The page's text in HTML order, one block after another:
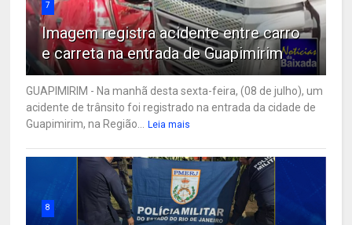
7
Imagem registra acidente entre carro
e carreta na entrada de Guapimirim
GUAPIMIRIM - Na manhã desta sexta-feira, (08 de julho), um
acidente de trânsito foi registrado na entrada da cidade de
Guapimirim, na Região... Leia mais
8